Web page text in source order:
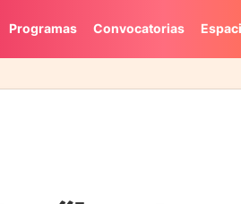
Programas Convocatorias